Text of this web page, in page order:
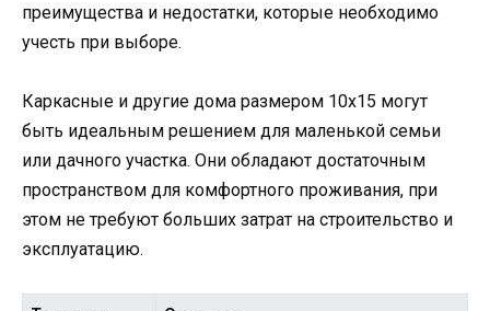
преимущества и недостатки, которые необходимо
учесть при выборе.
Каркасные и другие дома размером 10х15 могут
быть идеальным решением для маленькой семьи
или дачного участка. Они обладают достаточным
пространством для комфортного проживания, при
этом не требуют больших затрат на строительство и
эксплуатацию.